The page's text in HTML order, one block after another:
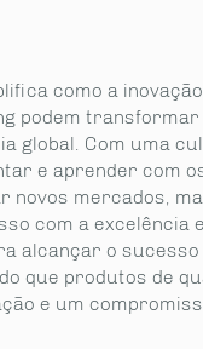
como a
podem transformar
global. Com uma
e aprender com
mercados,
com a excelência
alcançar o
que produtos de
e um